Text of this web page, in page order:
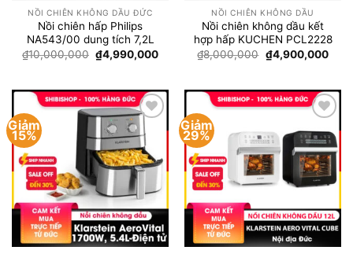
NỒI CHIÊN KHÔNG DẦU ĐỨC
Nồi chiên hấp Philips
NA543/00 dung tích 7,2L
₫10,000,000 Giá
gốc
₫4,990,000Giá
₫4,990,000.
NỒI CHIÊN KHÔNG DẦU
Nồi chiên không dầu kết
hợp hấp KUCHEN PCL2228
₫8,000,000 Giá
gốc
₫4,900,000Giá
Giảm
15%
Add to
wishlist
Giảm
29%
Add to
wishlist